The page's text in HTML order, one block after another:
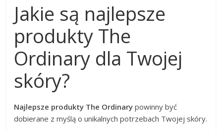
Jakie są najlepsze
produkty The
Ordinary dla Twojej
skóry?
Najlepsze produkty The Ordinary powinny być
dobierane z myślą o unikalnych potrzebach Twojej skóry.